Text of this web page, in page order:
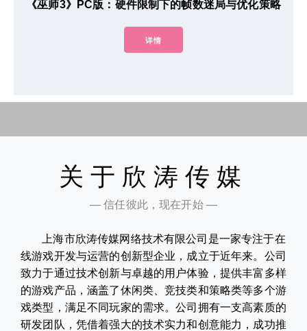
《巫师3》PC版：硬件限制下的帧数迷局与优化策略
详情
关于欣涛传媒
— 信任彼此，现在开始 —
上海市欣涛传媒网络技术有限公司是一家专注于在
线游戏开发与运营的创新型企业，成立于近年来。公司
致力于通过技术创新与卓越的用户体验，提供丰富多样
的游戏产品，涵盖了休闲类、竞技类和策略类等多个游
戏类型，满足不同玩家的需求。公司拥有一支高素质的
研发团队，凭借着强大的技术实力和创意能力，成功推